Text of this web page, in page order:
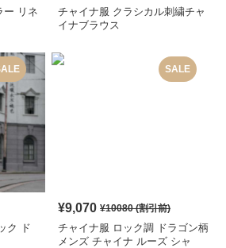
ー リネ
チャイナ服 クラシカル刺繍チャ
イナブラウス
ク ド
SALE
¥9,070 ¥10080(割引前)
チャイナ服 ロック調 ドラゴン柄
メンズ チャイナ ルーズ シャ